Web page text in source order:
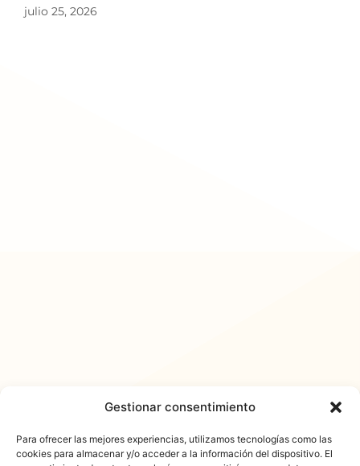
Gestionar consentimiento
Para ofrecer las mejores experiencias, utilizamos tecnologías como las
cookies para almacenar y/o acceder a la información del dispositivo. El
julio 25, 2026